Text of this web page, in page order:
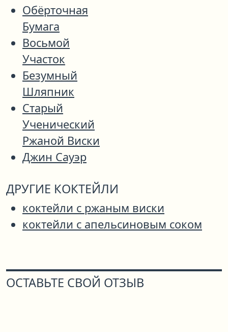
Обёрточная
Бумага
Восьмой
Участок
Безумный
Шляпник
Старый
Ученический
Ржаной Виски
Джин Сауэр
ДРУГИЕ КОКТЕЙЛИ
коктейли с ржаным виски
коктейли с апельсиновым соком
ОСТАВЬТЕ СВОЙ ОТЗЫВ